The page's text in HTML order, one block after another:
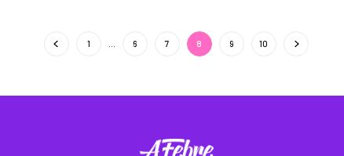
1 6 7 8 9 10